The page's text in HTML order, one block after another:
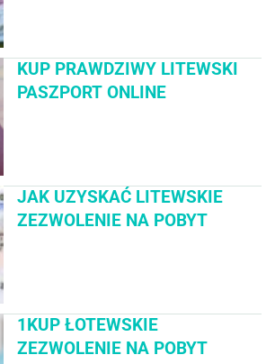
KUP PRAWDZIWY LITEWSKI
PASZPORT ONLINE
JAK UZYSKAĆ LITEWSKIE
ZEZWOLENIE NA POBYT
1KUP ŁOTEWSKIE
ZEZWOLENIE NA POBYT